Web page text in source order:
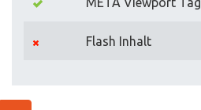
Flash Inhalt